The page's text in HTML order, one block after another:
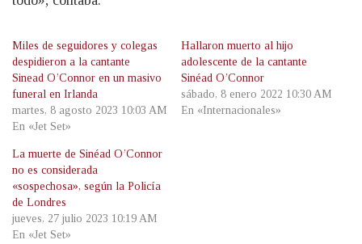
Miles de seguidores y colegas
despidieron a la cantante
Sinead O’Connor en un masivo
funeral en Irlanda
martes, 8 agosto 2023 10:03 AM
En «Jet Set»
Hallaron muerto al hijo
adolescente de la cantante
Sinéad O’Connor
sábado, 8 enero 2022 10:30 AM
En «Internacionales»
La muerte de Sinéad O’Connor
no es considerada
«sospechosa», según la Policía
de Londres
jueves, 27 julio 2023 10:19 AM
En «Jet Set»